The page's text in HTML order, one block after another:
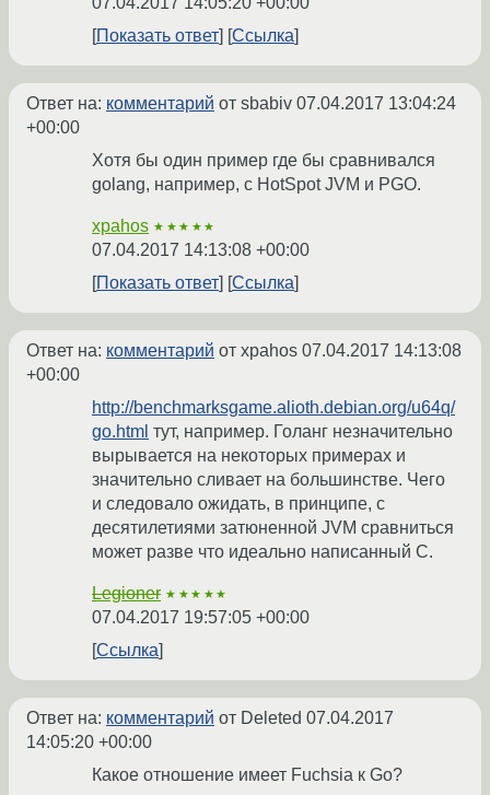
Показать ответ
Ссылка
Ответ на: комментарий от sbabiv 07.04.2017 13:04:24
+00:00
Хотя бы один пример где бы сравнивался
golang, например, с HotSpot JVM и PGO.
xpahos ★★★★★
07.04.2017 14:13:08 +00:00
Показать ответ
Ссылка
Ответ на: комментарий от xpahos 07.04.2017 14:13:08
+00:00
http://benchmarksgame.alioth.debian.org/u64q/
go.html тут, например. Голанг незначительно
вырывается на некоторых примерах и
значительно сливает на большинстве. Чего
и следовало ожидать, в принципе, с
десятилетиями затюненной JVM сравниться
может разве что идеально написанный C.
Legioner ★★★★★
07.04.2017 19:57:05 +00:00
Ссылка
Ответ на: комментарий от Deleted 07.04.2017
14:05:20 +00:00
Какое отношение имеет Fuchsia к Go?